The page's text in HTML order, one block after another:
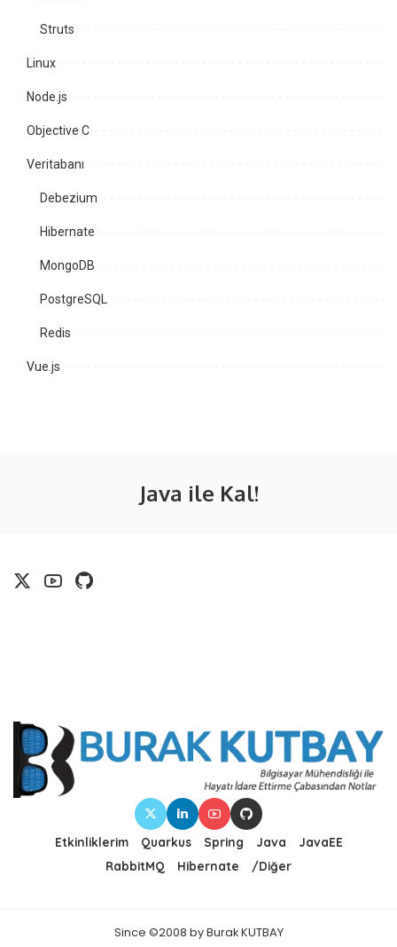
Struts
Linux
Node.js
Objective C
Veritabanı
Debezium
Hibernate
MongoDB
PostgreSQL
Redis
Vue.js
Java ile Kal!
Etkinliklerim Quarkus Spring Java
JavaEE
RabbitMQ
Hibernate /Diğer
Since ©2008 by Burak KUTBAY